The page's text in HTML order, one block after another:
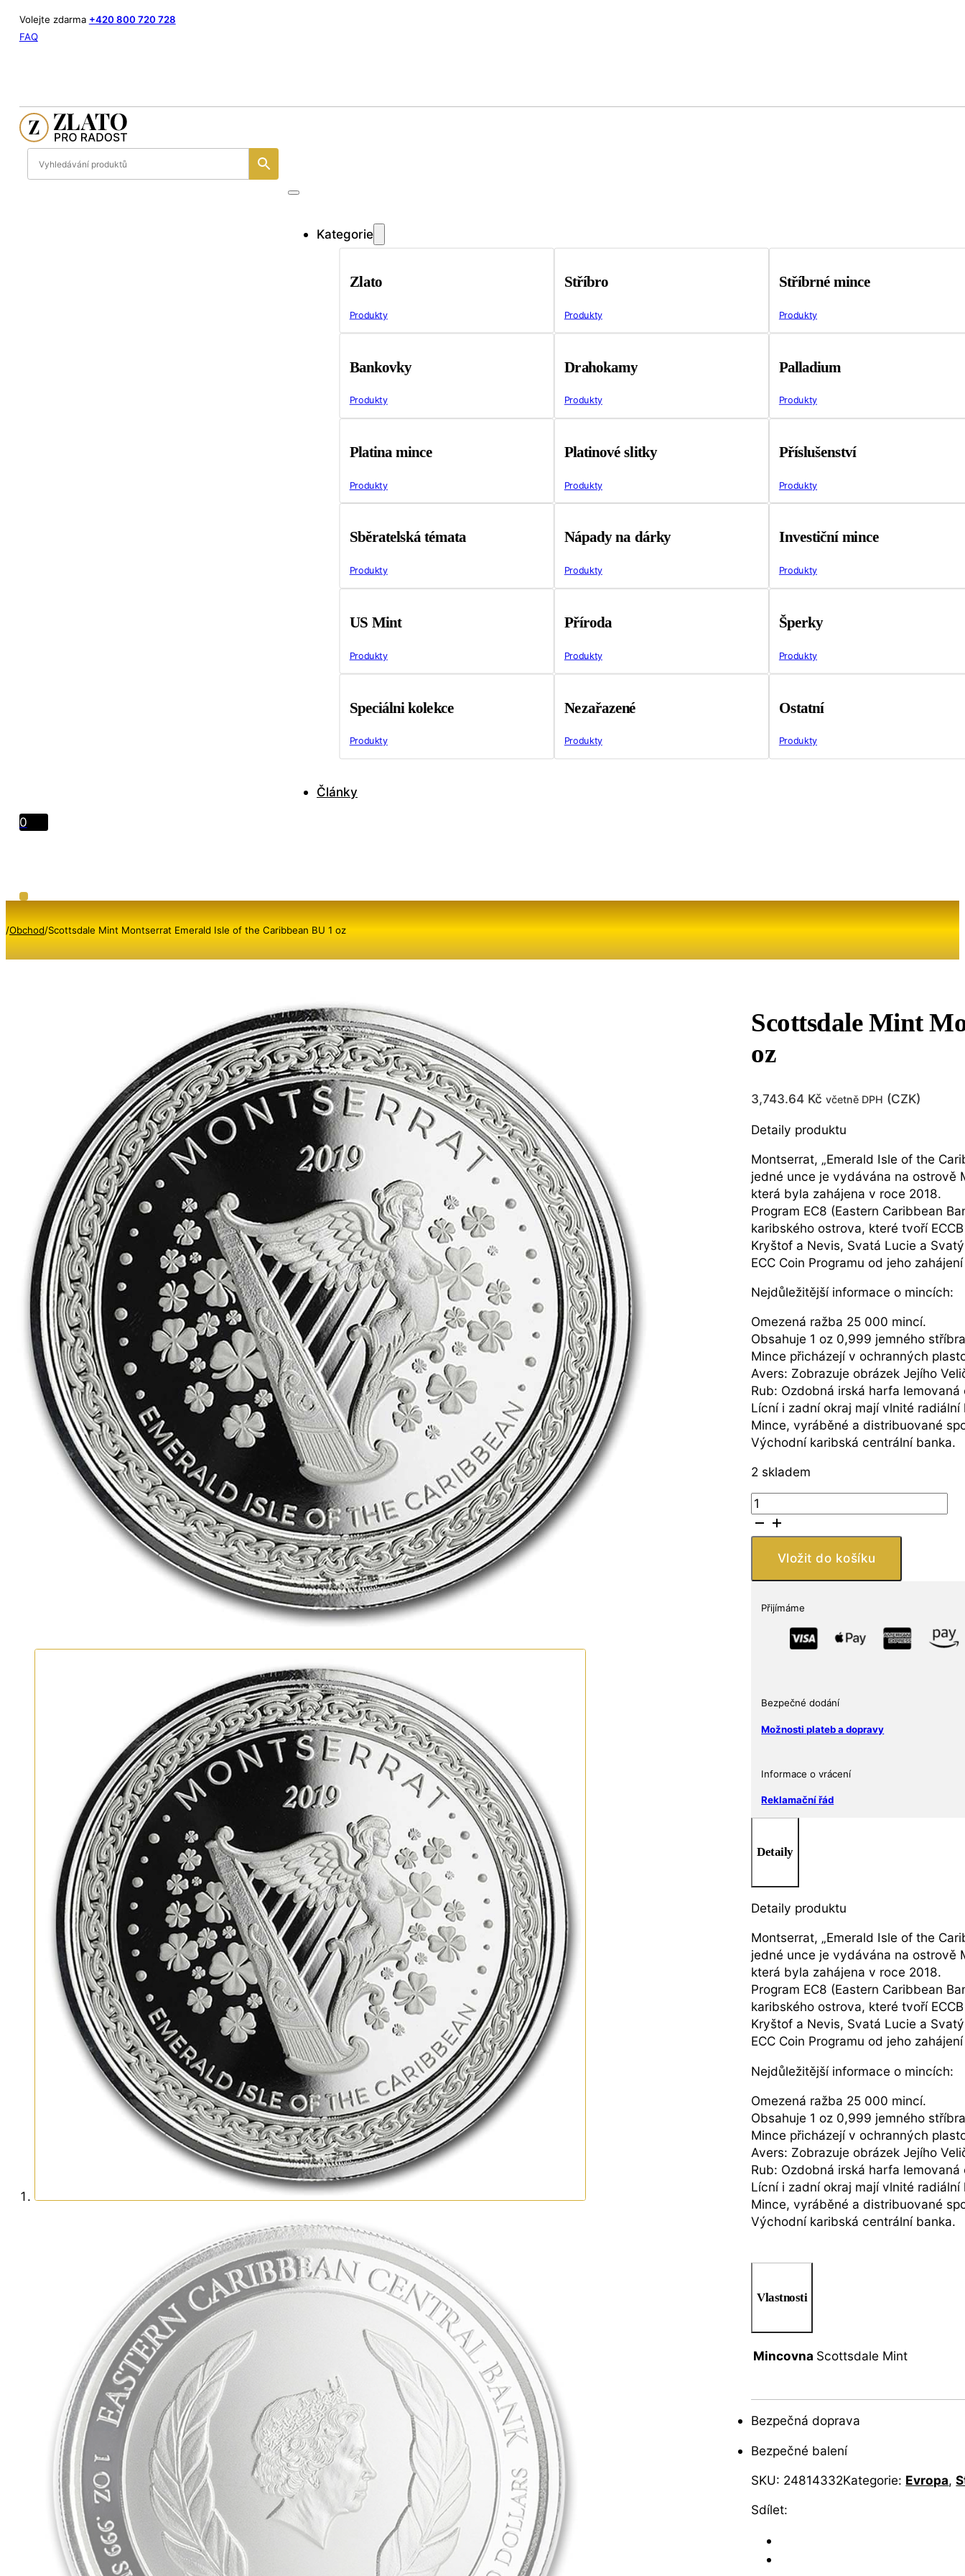
Volejte zdarma +420 800 720 728
FAQ
Kategorie
Zlato
Produkty
Stříbro
Produkty
Stříbrné mince
Produkty
Bankovky
Produkty
Drahokamy
Produkty
Palladium
Produkty
Platina mince
Produkty
Platinové slitky
Produkty
Příslušenství
Produkty
Sběratelská témata
Produkty
Nápady na dárky
Produkty
Investiční mince
Produkty
US Mint
Produkty
Příroda
Produkty
Šperky
Produkty
Speciálni kolekce
Produkty
Nezařazené
Produkty
Ostatní
Produkty
Články
0
/Obchod/Scottsdale Mint Montserrat Emerald Isle of the Caribbean BU 1 oz
Scottsdale Mint
oz
3,743.64 Kč včetně DPH (CZK)
Detaily produktu
Montserrat, „Emerald Isle of the
jedné unce je vydávána na ostrově
která byla zahájena v roce 2018.
Program EC8 (Eastern Caribbean
karibského ostrova, které tvoří
Kryštof a Nevis, Svatá Lucie a
ECC Coin Programu od jeho
Nejdůležitější informace o mincích:
Omezená ražba 25 000 mincí.
Obsahuje 1 oz 0,999 jemného
Mince přicházejí v ochranných
Avers: Zobrazuje obrázek Jejího
Rub: Ozdobná irská harfa
Lícní i zadní okraj mají vlnité
Mince, vyráběné a distribuované
Východní karibská centrální banka.
2 skladem
Scottsdale
Mint
Montserrat
Emerald
the
Vložit do košíku
Přijímáme
Bezpečné dodání
Možnosti plateb a dopravy
Informace o vrácení
Reklamační řád
Detaily
Detaily produktu
Montserrat, „Emerald Isle of the
jedné unce je vydávána na ostrově
která byla zahájena v roce 2018.
Program EC8 (Eastern Caribbean
karibského ostrova, které tvoří
Kryštof a Nevis, Svatá Lucie a
ECC Coin Programu od jeho
Nejdůležitější informace o mincích:
Omezená ražba 25 000 mincí.
Obsahuje 1 oz 0,999 jemného
Mince přicházejí v ochranných
Avers: Zobrazuje obrázek Jejího
Rub: Ozdobná irská harfa
Lícní i zadní okraj mají vlnité
Mince, vyráběné a distribuované
Východní karibská centrální banka.
Vlastnosti
Mincovna Scottsdale Mint
Bezpečná doprava
Bezpečné balení
SKU: 24814332Kategorie: Evropa,
Sdílet: